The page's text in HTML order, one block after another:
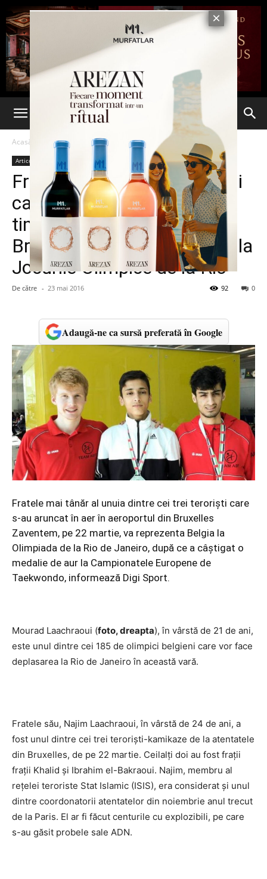
Acasă Articole
Articole
Fratele unuia dintre teroriștii
care s-au aruncat în aer în
timpul atentatelor de la
Bruxelles, reprezintă Belgia la
Jocurile Olimpice de la Rio
De către - 23 mai 2016 0
92
Adaugă-ne ca sursă preferată în Google
Fratele mai tânăr al unuia dintre cei trei teroriști care
s-au aruncat în aer în aeroportul din Bruxelles
Zaventem, pe 22 martie, va reprezenta Belgia la
Olimpiada de la Rio de Janeiro, după ce a câștigat o
medalie de aur la Campionatele Europene de
Taekwondo, informează Digi Sport.
Mourad Laachraoui (foto, dreapta), în vârstă de 21 de ani,
este unul dintre cei 185 de olimpici belgieni care vor face
deplasarea la Rio de Janeiro în această vară.
Fratele său, Najim Laachraoui, în vârstă de 24 de ani, a
fost unul dintre cei trei teroriști-kamikaze de la atentatele
din Bruxelles, de pe 22 martie. Ceilalți doi au fost frații
fraţii Khalid şi Ibrahim el-Bakraoui. Najim, membru al
rețelei teroriste Stat Islamic (ISIS), era considerat și unul
dintre coordonatorii atentatelor din noiembrie anul trecut
de la Paris. El ar fi făcut centurile cu explozibili, pe care
s-au găsit probele sale ADN.